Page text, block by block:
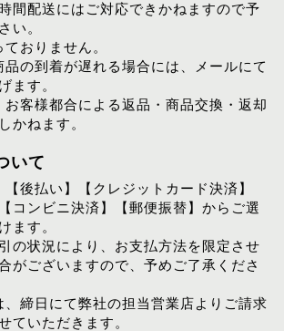
間配送にはご対応できかねますので予
い。
おりません。
の到着が遅れる場合には、メールにて
ます。
客様都合による返品・商品交換・返却
かねます。
いて
後払い】【クレジットカード決済】
コンビニ決済】【郵便振替】からご選
ます。
の状況により、お支払方法を限定させ
がございますので、予めご了承くださ
締日にて弊社の担当営業店よりご請求
ていただきます。